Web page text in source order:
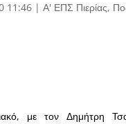
11:46| Α' ΕΠΣ Πιερίας,
με τον Δημήτρη